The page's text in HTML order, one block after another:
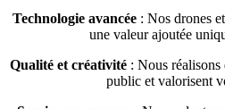
Technologie avancée: Nos drones
une valeur ajoutée
Qualité et créativité: Nous réalisons
public et valorisent